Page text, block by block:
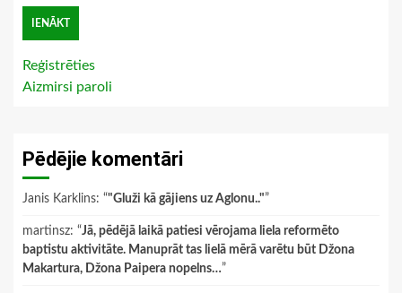
Reģistrēties
Aizmirsi paroli
Pēdējie komentāri
Janis Karklins: “"Gluži kā gājiens uz Aglonu.."”
martinsz: “Jā, pēdējā laikā patiesi vērojama liela reformēto
baptistu aktivitāte. Manuprāt tas lielā mērā varētu būt Džona
Makartura, Džona Paipera nopelns…”